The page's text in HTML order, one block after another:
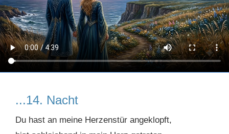
...14. Nacht
Du hast an meine Herzenstür angeklopft,